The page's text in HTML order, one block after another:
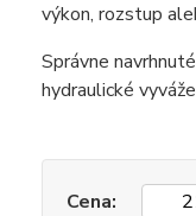
výkon, rozstup
Správne
hydraulické
Cena: